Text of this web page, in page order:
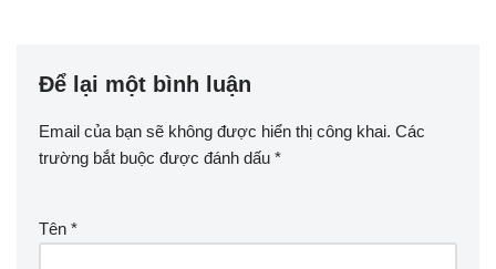
Để lại một bình luận
Email của bạn sẽ không được hiển thị công khai. Các
trường bắt buộc được đánh dấu *
Tên *